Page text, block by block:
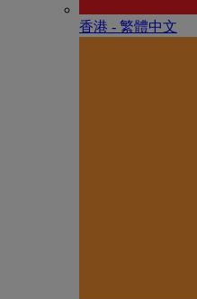
香港 - 繁體中文